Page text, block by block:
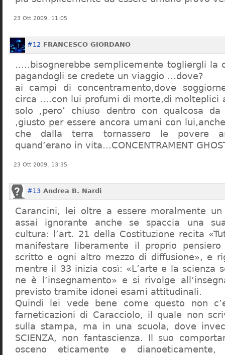
23 Ott 2009, 11:05
#12 FRANCESCO GIORDANO
…..bisognerebbe semplicemente togliergli la
pagandogli se credete un viaggio …dove?
ai campi di concentramento,dove
circa ….con lui profumi di morte,di molteplici
solo ,pero’ chiuso dentro con qualcosa
,giusto per essere ancora umani con
che dalla terra tornassero le povere
quand’erano in vita…CONCENTRAMENT
23 Ott 2009, 13:35
#13 Andrea B. Nardi
Carancini, lei oltre a essere moralmente
assai ignorante anche se spaccia una
cultura: l’art. 21 della Costituzione recita
manifestare liberamente il proprio
scritto e ogni altro mezzo di diffusione», e
mentre il 33 inizia così: «L’arte e la scienza
ne è l’insegnamento» e si rivolge
previsto tramite idonei esami attitudinali.
Quindi lei vede bene come questo non
farneticazioni di Caracciolo, il quale non
sulla stampa, ma in una scuola, dove
SCIENZA, non fantascienza. Il suo
osceno eticamente e dianoeticamente,